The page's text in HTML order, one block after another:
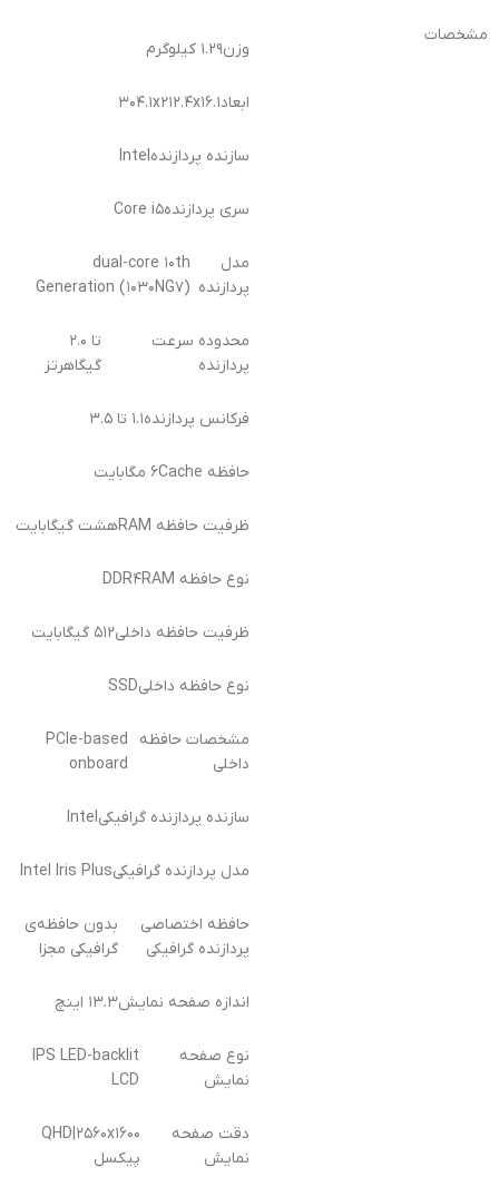
مشخصات
وزن۱.۲۹ کیلوگرم
ابعاد۳۰۴.۱x۲۱۲.۴x۱۶.۱
سازنده پردازندهIntel
سری پردازندهCore i۵
مدل
پردازنده
dual-core ۱۰th
Generation (۱۰۳۰NG۷)
محدوده سرعت
پردازنده
تا ۲.۰
گیگاهرتز
فرکانس پردازنده۱.۱ تا ۳.۵
حافظه Cache ۶ مگابایت
ظرفیت حافظه RAM هشت گیگابایت
نوع حافظه RAM DDR۴
ظرفیت حافظه داخلی۵۱۲ گیگابایت
نوع حافظه داخلیSSD
مشخصات حافظه
داخلی
PCIe-based
onboard
سازنده پردازنده گرافیکیIntel
مدل پردازنده گرافیکیIntel Iris Plus
حافظه اختصاصی
پردازنده گرافیکی
بدون حافظه‌ی
گرافیکی مجزا
اندازه صفحه نمایش۱۳.۳ اینچ
نوع صفحه
نمایش
IPS LED-backlit
LCD
دقت صفحه
نمایش
QHD|۲۵۶۰x۱۶۰۰
پیکسل